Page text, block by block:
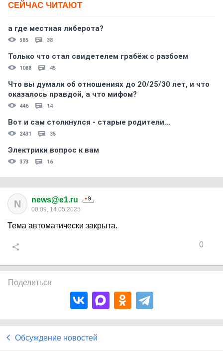
СЕЙЧАС ЧИТАЮТ
а где местная либерота?
585 38
Только что стал свидетелем грабёж с разбоем
1088 45
Что вы думали об отношениях до 20/25/30 лет, и что
оказалось правдой, а что мифом?
446 14
Вот и сам столкнулся - старые родители...
2431 35
Электрики вопрос к вам
373 16
N news@e1.ru
00:09, 14.05.2025
Тема автоматически закрыта.
0
Поделиться
Обсуждение новостей